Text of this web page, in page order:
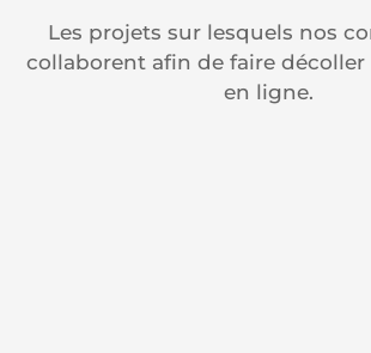
Les projets sur lesquels nos
collaborent afin de faire décoller
en ligne.